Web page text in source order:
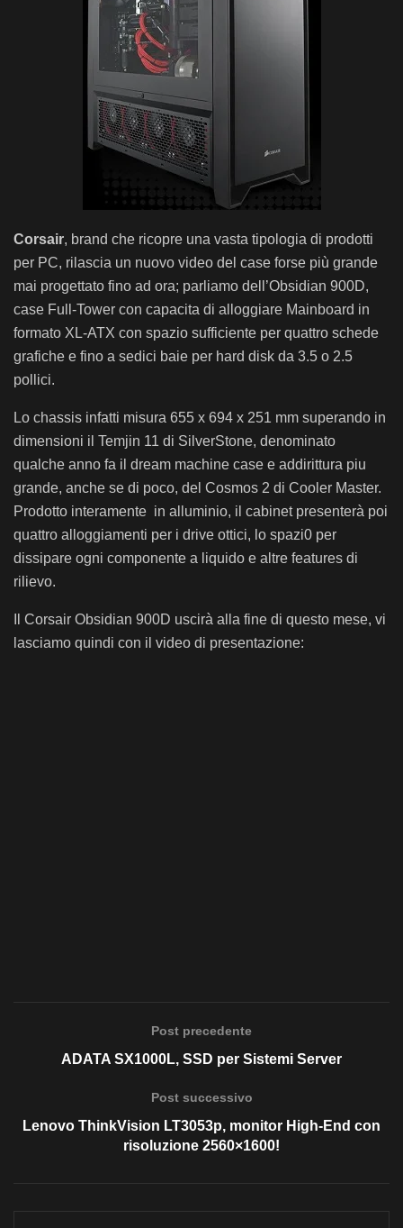
Corsair, brand che ricopre una vasta tipologia di prodotti
per PC, rilascia un nuovo video del case forse più grande
mai progettato fino ad ora; parliamo dell’Obsidian 900D,
case Full-Tower con capacita di alloggiare Mainboard in
formato XL-ATX con spazio sufficiente per quattro schede
grafiche e fino a sedici baie per hard disk da 3.5 o 2.5
pollici.
Lo chassis infatti misura 655 x 694 x 251 mm superando in
dimensioni il Temjin 11 di SilverStone, denominato
qualche anno fa il dream machine case e addirittura piu
grande, anche se di poco, del Cosmos 2 di Cooler Master.
Prodotto interamente in alluminio, il cabinet presenterà poi
quattro alloggiamenti per i drive ottici, lo spazi0 per
dissipare ogni componente a liquido e altre features di
rilievo.
Il Corsair Obsidian 900D uscirà alla fine di questo mese, vi
lasciamo quindi con il video di presentazione:
Post precedente
ADATA SX1000L, SSD per Sistemi Server
Post successivo
Lenovo ThinkVision LT3053p, monitor High-End con
risoluzione 2560×1600!